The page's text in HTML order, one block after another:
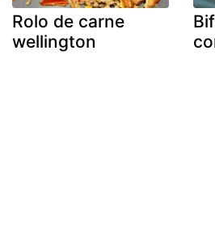
Rolo de carne
wellington